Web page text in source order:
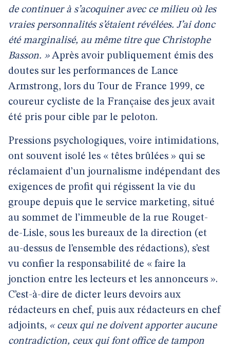
de continuer à s’acoquiner avec ce milieu où les
vraies personnalités s’étaient révélées. J’ai donc
été marginalisé, au même titre que Christophe
Basson. »Après avoir publiquement émis des
doutes sur les performances de Lance
Armstrong, lors du Tour de France 1999, ce
coureur cycliste de la Française des jeux avait
été pris pour cible par le peloton.
Pressions psychologiques, voire intimidations,
ont souvent isolé les « têtes brûlées » qui se
réclamaient d’un journalisme indépendant des
exigences de profit qui régissent la vie du
groupe depuis que le service marketing, situé
au sommet de l’immeuble de la rue Rouget-
de-Lisle, sous les bureaux de la direction (et
au-dessus de l’ensemble des rédactions), s’est
vu confier la responsabilité de « faire la
jonction entre les lecteurs et les annonceurs ».
C’est-à-dire de dicter leurs devoirs aux
rédacteurs en chef, puis aux rédacteurs en chef
adjoints, « ceux qui ne doivent apporter aucune
contradiction, ceux qui font office de tampon